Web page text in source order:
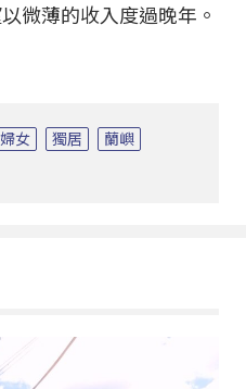
微薄的收入度過晚年。
婦女 獨居
蘭嶼